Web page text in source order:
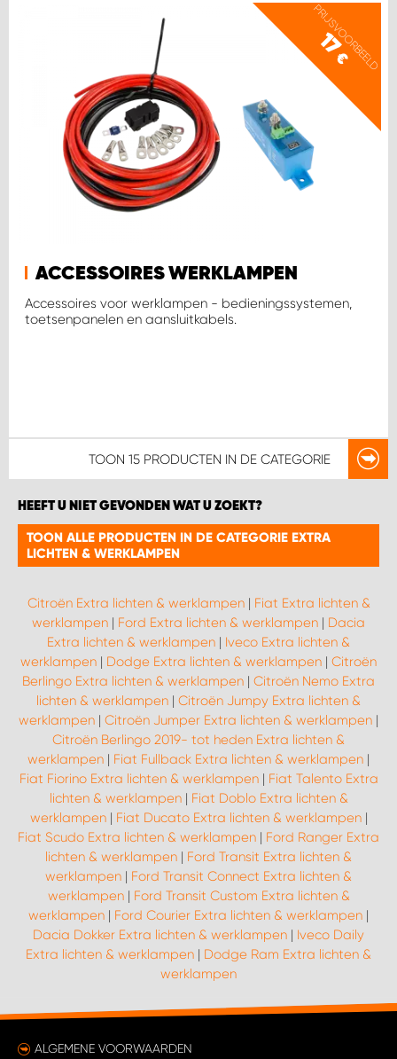
PRIJSVOORBEELD
17
€
ACCESSOIRES WERKLAMPEN
Accessoires voor werklampen - bedieningssystemen,
toetsenpanelen en aansluitkabels.
TOON 15 PRODUCTEN IN DE CATEGORIE
HEEFT U NIET GEVONDEN WAT U ZOEKT?
TOON ALLE PRODUCTEN IN DE CATEGORIE EXTRA
LICHTEN & WERKLAMPEN
Citroën Extra lichten & werklampen| Fiat Extra lichten &
werklampen | Ford Extra lichten & werklampen | Dacia
Extra lichten & werklampen | Iveco Extra lichten &
werklampen | Dodge Extra lichten & werklampen | Citroën
Berlingo Extra lichten & werklampen | Citroën Nemo Extra
lichten & werklampen | Citroën Jumpy Extra lichten &
werklampen | Citroën Jumper Extra lichten & werklampen |
Citroën Berlingo 2019- tot heden Extra lichten &
werklampen | Fiat Fullback Extra lichten & werklampen |
Fiat Fiorino Extra lichten & werklampen| Fiat Talento Extra
lichten & werklampen| Fiat Doblo Extra lichten &
werklampen| Fiat Ducato Extra lichten & werklampen|
Fiat Scudo Extra lichten & werklampen | Ford Ranger Extra
lichten & werklampen | Ford Transit Extra lichten &
werklampen | Ford Transit Connect Extra lichten &
werklampen| Ford Transit Custom Extra lichten &
werklampen | Ford Courier Extra lichten & werklampen |
Dacia Dokker Extra lichten & werklampen | Iveco Daily
Extra lichten & werklampen | Dodge Ram Extra lichten &
werklampen
ALGEMENE VOORWAARDEN